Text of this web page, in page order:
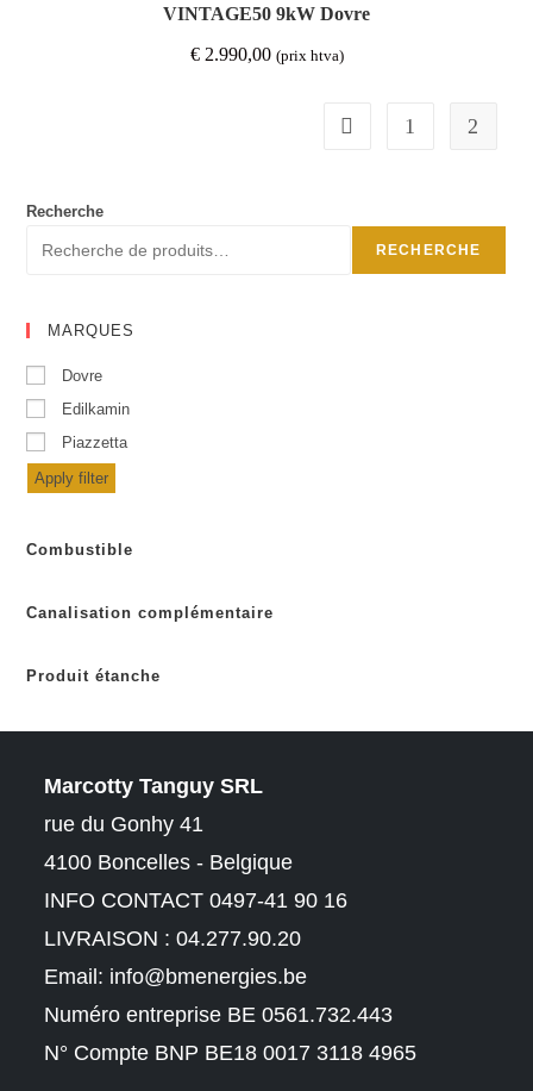
VINTAGE50 9kW Dovre
€2.990,00 (prix htva)
1 2
Recherche
RECHERCHE
MARQUES
Dovre
Edilkamin
Piazzetta
Apply filter
Combustible
Canalisation complémentaire
Produit étanche
Marcotty Tanguy SRL
rue du Gonhy 41
4100 Boncelles - Belgique
INFO CONTACT 0497-41 90 16
LIVRAISON : 04.277.90.20
Email: info@bmenergies.be
Numéro entreprise BE 0561.732.443
N° Compte BNP BE18 0017 3118 4965